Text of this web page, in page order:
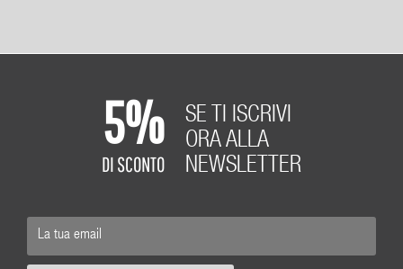
5%
DI SCONTO
SE TI ISCRIVI
ORA ALLA
NEWSLETTER